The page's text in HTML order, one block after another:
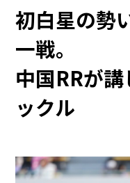
初白星の勢
一戦。
中国RRが
ックル